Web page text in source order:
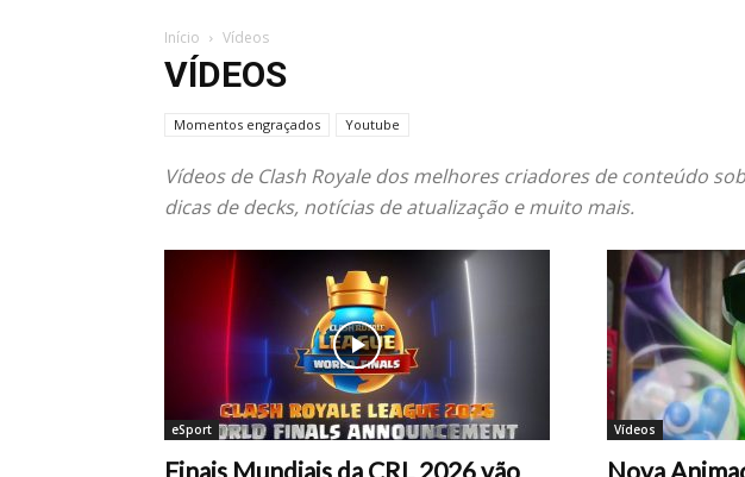
Início Vídeos
VÍDEOS
Momentos engraçados Youtube
Vídeos de Clash Royale dos melhores criadores de conteúdo
dicas de decks, notícias de atualização e muito mais.
eSport
Finais Mundiais da CRL 2026 vão
Vídeos
Nova